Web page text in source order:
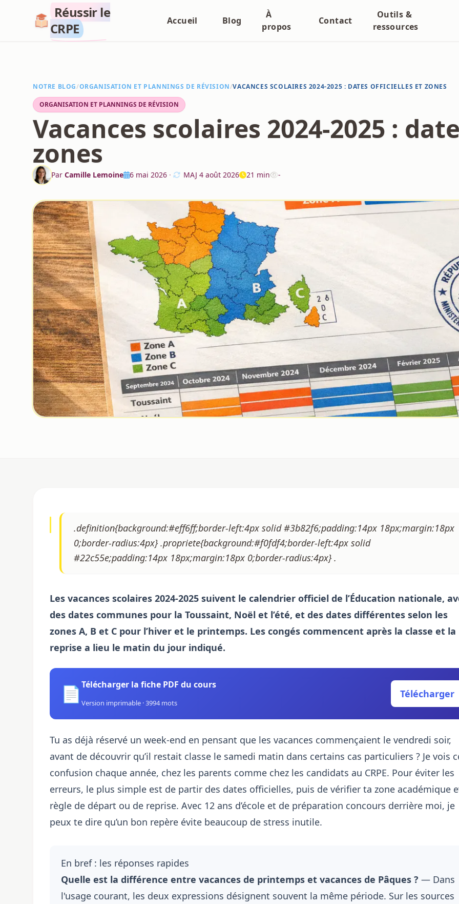
Réussir le
CRPE
Accueil Blog
À
propos
Contact
Outils &
ressources
NOTRE BLOG/ORGANISATION ET PLANNINGS DE RÉVISION/VACANCES SCOLAIRES 2024-2025 : DATES OFFICIELLES ET ZONES
ORGANISATION ET PLANNINGS DE RÉVISION
Vacances scolaires 2024-2025 :
zones
Par Camille Lemoine 6 mai 2026 · MAJ 4 août 2026 21 min -
.definition{background:#eff6ff;border-left:4px solid #3b82f6;padding:14px 18px;margin:18px
0;border-radius:4px} .propriete{background:#f0fdf4;border-left:4px solid
#22c55e;padding:14px 18px;margin:18px 0;border-radius:4px} .
Les vacances scolaires 2024-2025 suivent le calendrier officiel de l’Éducation nationale,
des dates communes pour la Toussaint, Noël et l’été, et des dates différentes selon les
zones A, B et C pour l’hiver et le printemps. Les congés commencent après la classe et la
reprise a lieu le matin du jour indiqué.
📄 Télécharger la fiche PDF du cours
Version imprimable · 3994 mots
Télécharger
Tu as déjà réservé un week-end en pensant que les vacances commençaient le vendredi soir,
avant de découvrir qu’il restait classe le samedi matin dans certains cas particuliers ? Je vois
confusion chaque année, chez les parents comme chez les candidats au CRPE. Pour éviter les
erreurs, le plus simple est de partir des dates officielles, puis de vérifier ta zone académique
règle de départ ou de reprise. Avec 12 ans d’école et de préparation concours derrière moi, je
peux te dire qu’un bon repère évite beaucoup de stress inutile.
En bref : les réponses rapides
Quelle est la différence entre vacances de printemps et vacances de Pâques ? — Dans
l'usage courant, les deux expressions désignent souvent la même période. Sur les sources